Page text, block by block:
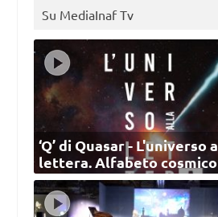
Su MediaInaf Tv
‘Q’ di Quasar - L'universo
lettera. Alfabeto cosmico